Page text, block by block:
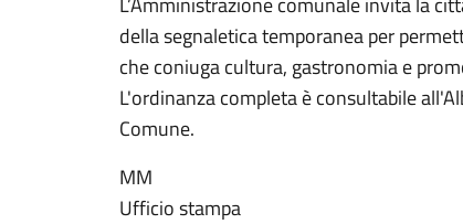
della segnaletica temporanea per
che coniuga cultura, gastronomia e
L'ordinanza completa è consultabile
Comune.
MM
Ufficio stampa